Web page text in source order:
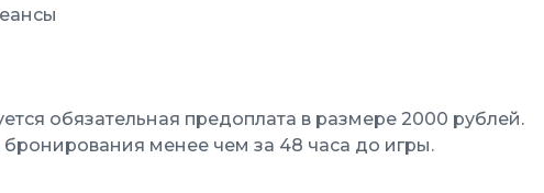
обязательная предоплата в размере 2000 рублей.
менее чем за 48 часа до игры.